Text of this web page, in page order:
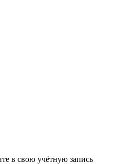
в свою учётную запись